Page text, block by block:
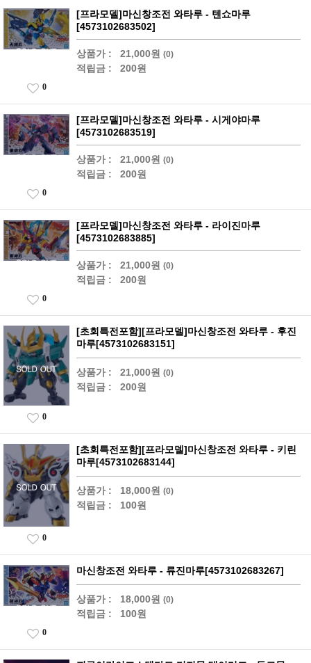
[프라모델]마신창조전 와타루 - 텐쇼마루
[4573102683502]
상품가 : 21,000원 (0)
적립금 : 200원
0
[프라모델]마신창조전 와타루 - 시게야마루
[4573102683519]
상품가 : 21,000원 (0)
적립금 : 200원
0
[프라모델]마신창조전 와타루 - 라이진마루
[4573102683885]
상품가 : 21,000원 (0)
적립금 : 200원
0
[초회특전포함][프라모델]마신창조전 와타루 - 후진
마루[4573102683151]
상품가 : 21,000원 (0)
적립금 : 200원
0
[초회특전포함][프라모델]마신창조전 와타루 - 키린
마루[4573102683144]
상품가 : 18,000원 (0)
적립금 : 100원
0
마신창조전 와타루 - 류진마루[4573102683267]
상품가 : 18,000원 (0)
적립금 : 100원
0